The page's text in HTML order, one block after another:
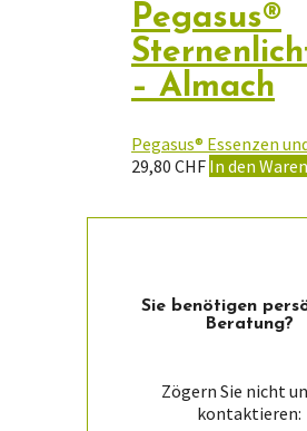
Pegasus®
– Almach
Pegasus® Essenzen
29,80 CHF In den
Sie ­benötigen
Beratung?
Zögern Sie nicht
kontaktieren: